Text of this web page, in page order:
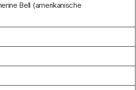
Bell (amerikanische